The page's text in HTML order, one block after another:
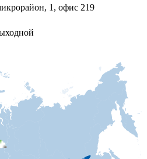
1, офис 219